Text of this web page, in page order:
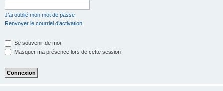
J’ai oublié mon mot de passe
Renvoyer le courriel d’activation
Se souvenir de moi
Masquer ma présence lors de cette session